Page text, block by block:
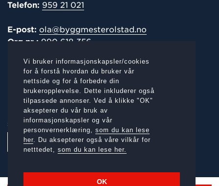
Vi bruker informasjonskapsler/cookies
for å forstå hvordan du bruker vår
nettside og for å forbedre din
brukeropplevelse. Dette inkluderer også
tilpassede annonser. Ved å klikke "OK"
aksepterer du vår bruk av
informasjonskapsler og vår
personvernerklæring, som du kan lese
her . Du aksepterer også våre vilkår for
netttedet, som du kan lese her.
OK
Telefon: 959 21 021
E-post: ola@byggmesterolstad.no
Org.nr.: 990 618 356
POST-/FAKTURAADRESSE
Engenes 3C, 4865 Åmli
SOSIALE MEDIER: